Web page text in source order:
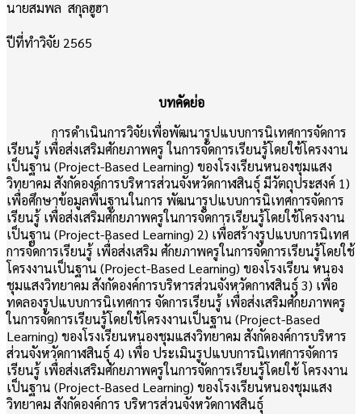
นายสมพล สกุลฮูฮา
ปีที่ทำวิจัย 2565
บทคัดย่อ
การดำเนินการวิจัยเพื่อพัฒนารูปแบบการนิเทศการจัดการ
เรียนรู้ เพื่อส่งเสริมศักยภาพครู ในการจัดการเรียนรู้โดยใช้โครงงาน
เป็นฐาน (Project-Based Learning) ของโรงเรียนหนองชุมแสง
วิทยาคม สังกัดองค์การบริหารส่วนจังหวัดกาฬสินธุ์ มีวัตถุประสงค์ 1)
เพื่อศึกษาข้อมูลพื้นฐานในการ พัฒนารูปแบบการนิเทศการจัดการ
เรียนรู้ เพื่อส่งเสริมศักยภาพครูในการจัดการเรียนรู้โดยใช้โครงงาน
เป็นฐาน (Project-Based Learning) 2) เพื่อสร้างรูปแบบการนิเทศ
การจัดการเรียนรู้ เพื่อส่งเสริม ศักยภาพครูในการจัดการเรียนรู้โดยใช้
โครงงานเป็นฐาน (Project-Based Learning) ของโรงเรียน หนอง
ชุมแสงวิทยาคม สังกัดองค์การบริหารส่วนจังหวัดกาฬสินธุ์ 3) เพื่อ
ทดลองรูปแบบการนิเทศการ จัดการเรียนรู้ เพื่อส่งเสริมศักยภาพครู
ในการจัดการเรียนรู้โดยใช้โครงงานเป็นฐาน (Project-Based
Learning) ของโรงเรียนหนองชุมแสงวิทยาคม สังกัดองค์การบริหาร
ส่วนจังหวัดกาฬสินธุ์ 4) เพื่อ ประเมินรูปแบบการนิเทศการจัดการ
เรียนรู้ เพื่อส่งเสริมศักยภาพครูในการจัดการเรียนรู้โดยใช้ โครงงาน
เป็นฐาน (Project-Based Learning) ของโรงเรียนหนองชุมแสง
วิทยาคม สังกัดองค์การ บริหารส่วนจังหวัดกาฬสินธุ์